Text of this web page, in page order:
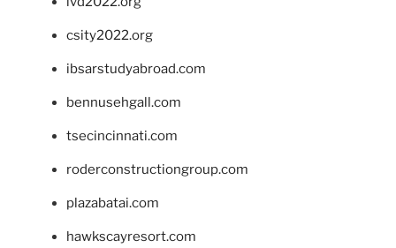
csity2022.org
ibsarstudyabroad.com
bennusehgall.com
tsecincinnati.com
roderconstructiongroup.com
plazabatai.com
hawkscayresort.com